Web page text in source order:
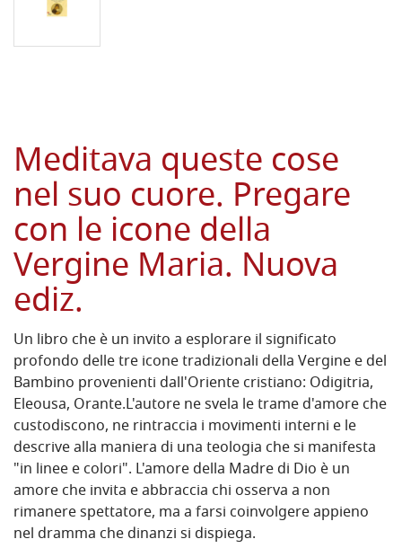
Meditava queste cose
nel suo cuore. Pregare
con le icone della
Vergine Maria. Nuova
ediz.
Un libro che è un invito a esplorare il significato
profondo delle tre icone tradizionali della Vergine e del
Bambino provenienti dall'Oriente cristiano: Odigitria,
Eleousa, Orante.L'autore ne svela le trame d'amore che
custodiscono, ne rintraccia i movimenti interni e le
descrive alla maniera di una teologia che si manifesta
"in linee e colori". L'amore della Madre di Dio è un
amore che invita e abbraccia chi osserva a non
rimanere spettatore, ma a farsi coinvolgere appieno
nel dramma che dinanzi si dispiega.